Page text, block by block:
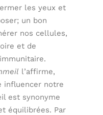
les yeux et
un bon
nos cellules,
et de
l’affirme,
influencer notre
est synonyme
équilibrées. Par